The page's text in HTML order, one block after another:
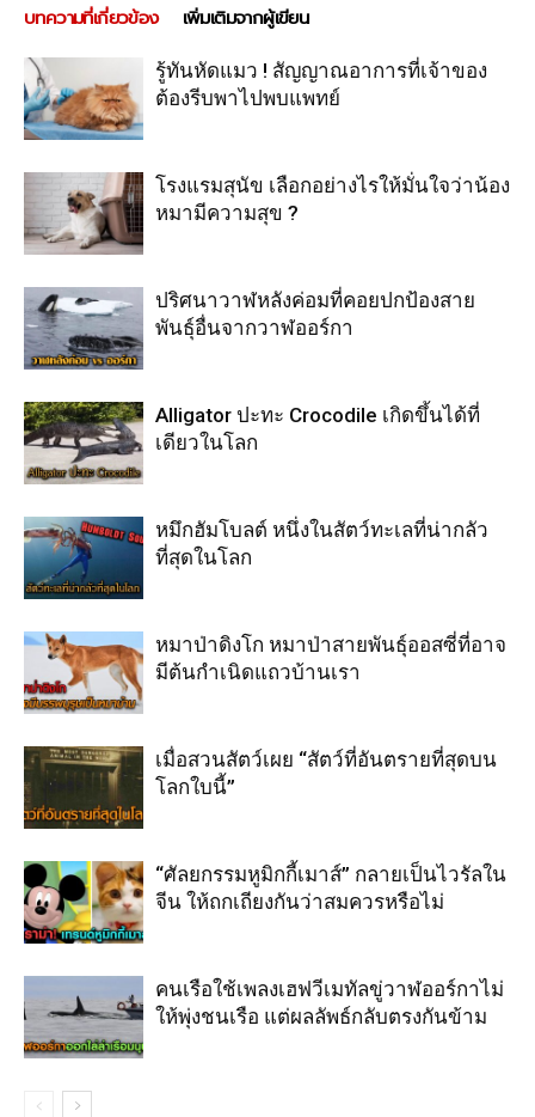
บทความที่เกี่ยวข้อง เพิ่มเติมจากผู้เขียน
รู้ทันหัดแมว ! สัญญาณอาการที่เจ้าของ
ต้องรีบพาไปพบแพทย์
โรงแรมสุนัข เลือกอย่างไรให้มั่นใจว่าน้อง
หมามีความสุข ?
ปริศนาวาฬหลังค่อมที่คอยปกป้องสาย
พันธุ์อื่นจากวาฬออร์กา
Alligator ปะทะ Crocodile เกิดขึ้นได้ที่
เดียวในโลก
หมึกฮัมโบลต์ หนึ่งในสัตว์ทะเลที่น่ากลัว
ที่สุดในโลก
หมาป่าดิงโก หมาป่าสายพันธุ์ออสซี่ที่อาจ
มีต้นกำเนิดแถวบ้านเรา
เมื่อสวนสัตว์เผย “สัตว์ที่อันตรายที่สุดบน
โลกใบนี้”
“ศัลยกรรมหูมิกกี้เมาส์” กลายเป็นไวรัลใน
จีน ให้ถกเถียงกันว่าสมควรหรือไม่
คนเรือใช้เพลงเฮฟวีเมทัลขู่วาฬออร์กาไม่
ให้พุ่งชนเรือ แต่ผลลัพธ์กลับตรงกันข้าม